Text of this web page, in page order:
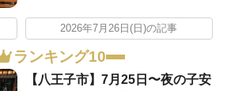
2026年7月26日(日)の記事
ランキング10
【八王子市】7月25日〜夜の子安